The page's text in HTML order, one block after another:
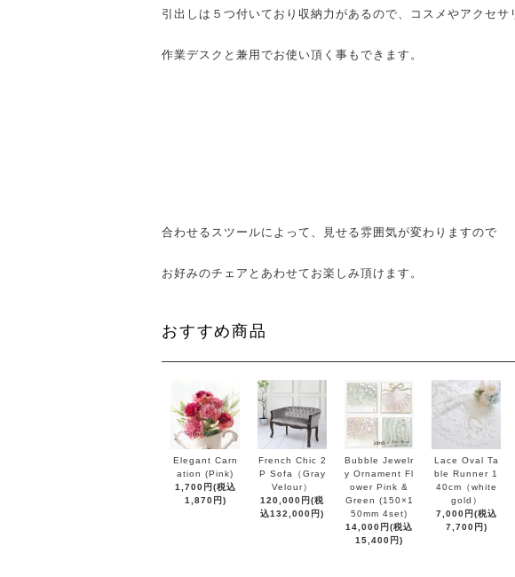
引出しは５つ付いており収納力があるので、コスメやアクセサ
作業デスクと兼用でお使い頂く事もできます。
合わせるスツールによって、見せる雰囲気が変わりますので
お好みのチェアとあわせてお楽しみ頂けます。
おすすめ商品
Elegant Carn
ation (Pink)
1,700円(税込
1,870円)
French Chic 2
P Sofa（Gray
Velour）
120,000円(税
込132,000円)
Bubble Jewelr
y Ornament Fl
ower Pink &
Green (150×1
50mm 4set)
14,000円(税込
15,400円)
Lace Oval Ta
ble Runner 1
40cm（white
gold）
7,000円(税込
7,700円)